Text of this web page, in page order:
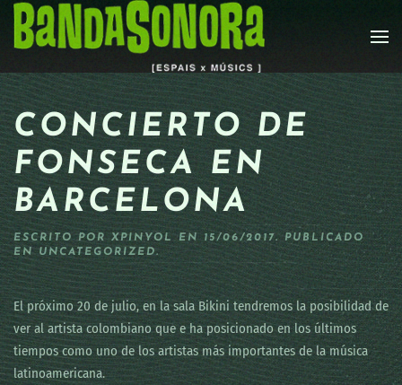
Skip to main content
CONCIERTO DE
FONSECA EN
BARCELONA
ESCRITO POR XPINYOL EN 15/06/2017. PUBLICADO
EN UNCATEGORIZED.
El próximo 20 de julio, en la sala Bikini tendremos la posibilidad de
ver al artista colombiano que e ha posicionado en los últimos
tiempos como uno de los artistas más importantes de la música
latinoamericana.